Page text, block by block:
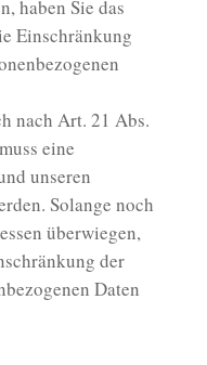
haben Sie das
Einschränkung
nach Art. 21 Abs.
eine
unseren
Solange noch
überwiegen,
der
Daten